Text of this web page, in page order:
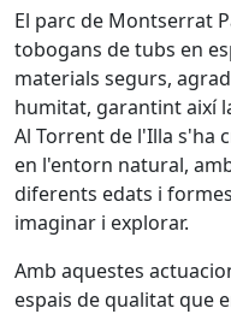
El parc de Montserrat
tobogans de tubs en
materials segurs,
humitat, garantint així
Al Torrent de l'Illa s'ha
en l'entorn natural,
diferents edats i
imaginar i explorar.
Amb aquestes
espais de qualitat que